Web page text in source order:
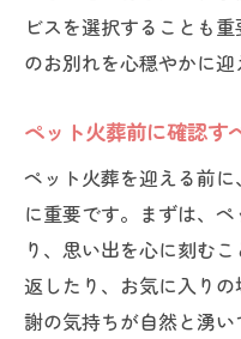
ビスを選択することも
のお別れを心穏やかに迎
ペット火葬前に確認す
ペット火葬を迎える前
に重要です。まずは、
り、思い出を心に刻む
返したり、お気に入り
謝の気持ちが自然と湧